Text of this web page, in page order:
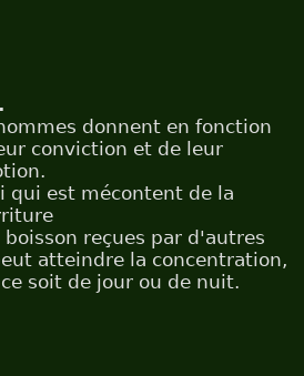
donnent en fonction
conviction et de leur
qui est mécontent de la
boisson reçues par d'autres
atteindre la concentration,
soit de jour ou de nuit.